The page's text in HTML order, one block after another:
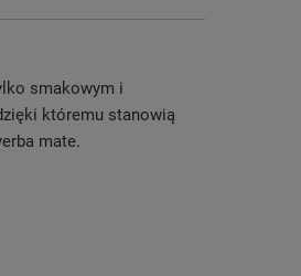
smakowym i
któremu stanowią
mate.